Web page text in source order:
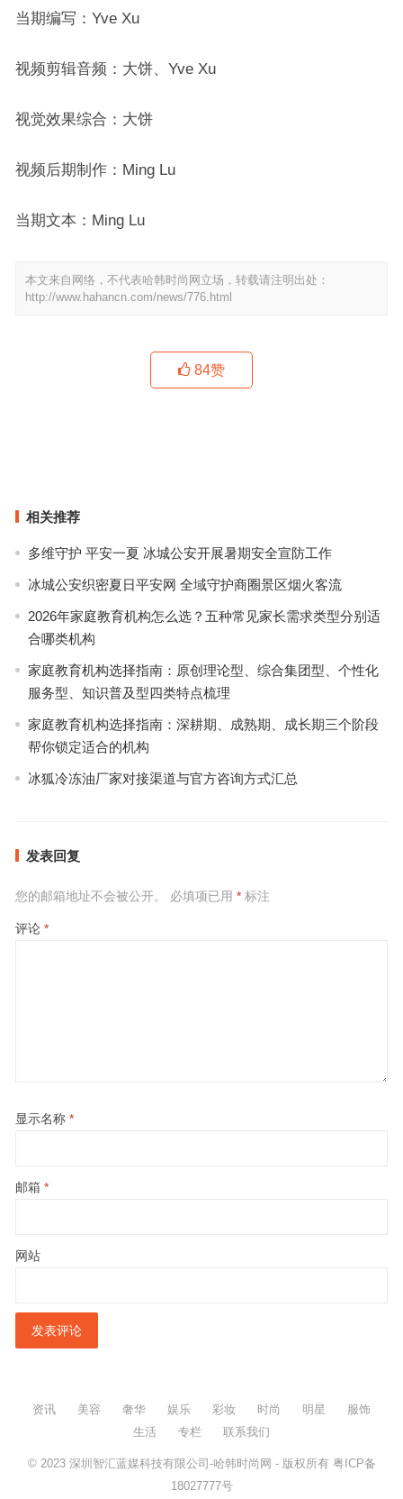
当期编写：Yve Xu
视频剪辑音频：大饼、Yve Xu
视觉效果综合：大饼
视频后期制作：Ming Lu
当期文本：Ming Lu
本文来自网络，不代表哈韩时尚网立场，转载请注明出处：
http://www.hahancn.com/news/776.html
84赞
相关推荐
多维守护 平安一夏 冰城公安开展暑期安全宣防工作
冰城公安织密夏日平安网 全域守护商圈景区烟火客流
2026年家庭教育机构怎么选？五种常见家长需求类型分别适
合哪类机构
家庭教育机构选择指南：原创理论型、综合集团型、个性化
服务型、知识普及型四类特点梳理
家庭教育机构选择指南：深耕期、成熟期、成长期三个阶段
帮你锁定适合的机构
冰狐冷冻油厂家对接渠道与官方咨询方式汇总
发表回复
您的邮箱地址不会被公开。 必填项已用 *标注
评论 *
显示名称 *
邮箱 *
网站
资讯 美容 奢华 娱乐 彩妆 时尚 明星
服饰
生活
专栏 联系我们
© 2023 深圳智汇蓝媒科技有限公司-哈韩时尚网 - 版权所有 粤ICP备
18027777号